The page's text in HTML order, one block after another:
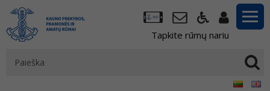
Tapkite rūmų nariu